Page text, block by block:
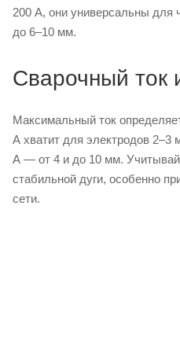
200 А, они универсальны для
до 6–10 мм.
Сварочный ток
Максимальный ток
А хватит для электродов 2–3
А — от 4 и до 10 мм.
стабильной дуги, особенно
сети.